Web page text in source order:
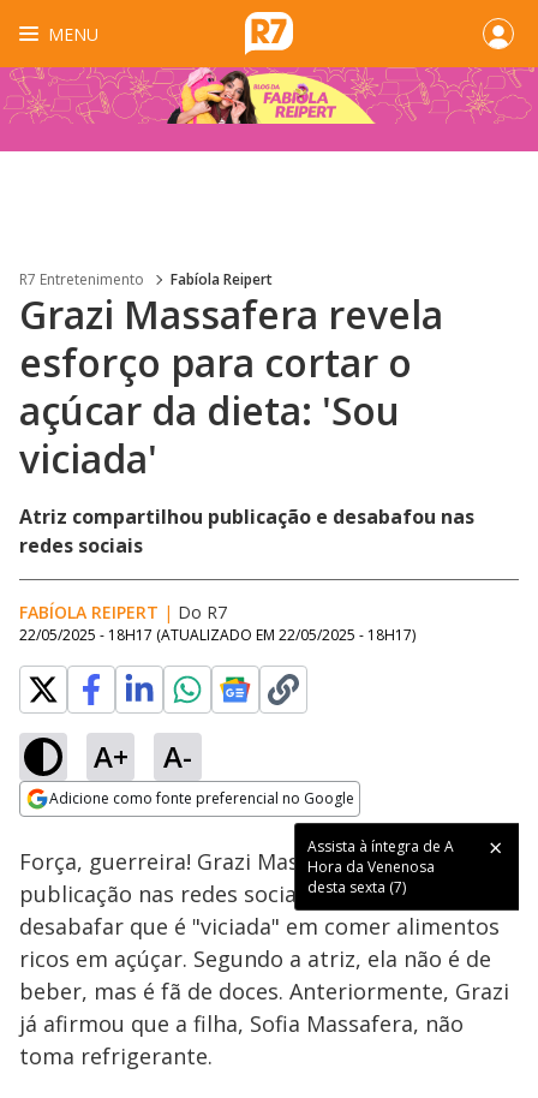
MENU
R7 Entretenimento Fabíola Reipert
Grazi Massafera revela
esforço para cortar o
açúcar da dieta: 'Sou
viciada'
Atriz compartilhou publicação e desabafou nas
redes sociais
FABÍOLA REIPERT | Do R7
22/05/2025 - 18H17 (ATUALIZADO EM 22/05/2025 - 18H17)
A+ A-
Adicione como fonte preferencial no Google
Assista à íntegra de A
Hora da Venenosa
desta sexta (7)
Ativar
90.27%
Força, guerreira! Grazi Massafera compartilhou
publicação nas redes sociais e aproveitou para
desabafar que é "viciada" em comer alimentos
ricos em açúçar. Segundo a atriz, ela não é de
beber, mas é fã de doces. Anteriormente, Grazi
já afirmou que a filha, Sofia Massafera, não
toma refrigerante.